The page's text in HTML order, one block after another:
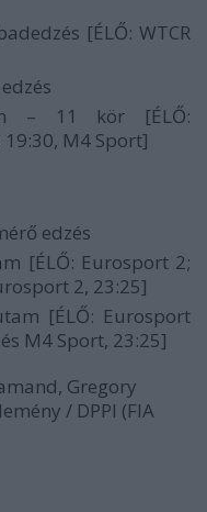
[ÉLŐ: WTCR
– 11 kör [ÉLŐ:
19:30, M4 Sport]
edzés
[ÉLŐ: Eurosport 2;
2, 23:25]
[ÉLŐ: Eurosport
M4 Sport, 23:25]
Gregory
/ DPPI (FIA